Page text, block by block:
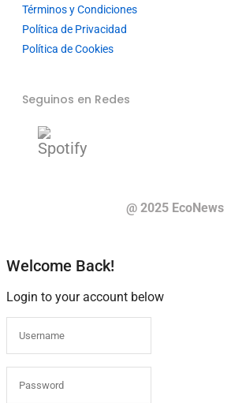
Términos y Condiciones
Política de Privacidad
Política de Cookies
Seguinos en Redes
@ 2025 EcoNews
Welcome Back!
Login to your account below